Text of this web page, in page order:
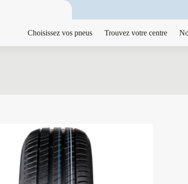
Choisissez vos pneus Trouvez votre centre